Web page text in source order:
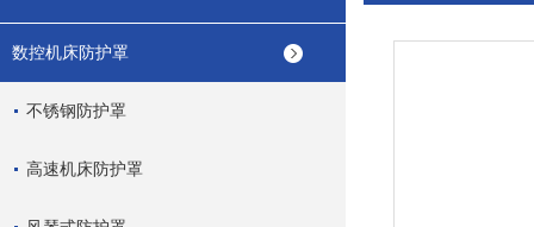
数控机床防护罩
不锈钢防护罩
高速机床防护罩